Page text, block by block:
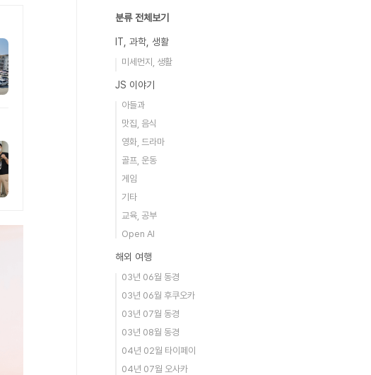
분류 전체보기
IT, 과학, 생활
미세먼지, 생활
JS 이야기
아들과
맛집, 음식
영화, 드라마
골프, 운동
게임
기타
교육, 공부
Open AI
해외 여행
03년 06월 동경
03년 06월 후쿠오카
03년 07월 동경
03년 08월 동경
04년 02월 타이페이
04년 07월 오사카